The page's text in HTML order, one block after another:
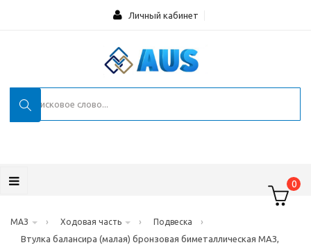
Личный кабинет
0
МАЗ › Ходовая часть › Подвеска
›
Втулка балансира (малая) бронзовая биметаллическая МАЗ,